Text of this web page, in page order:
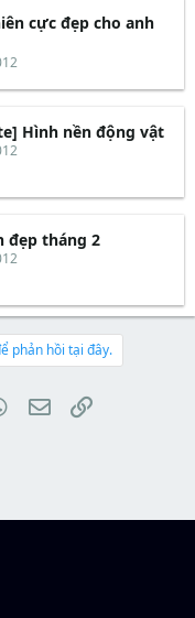
cực đẹp cho anh
Hình nền động vật
đẹp tháng 2
phản hồi tại đây.
WhatsApp
EmailLink